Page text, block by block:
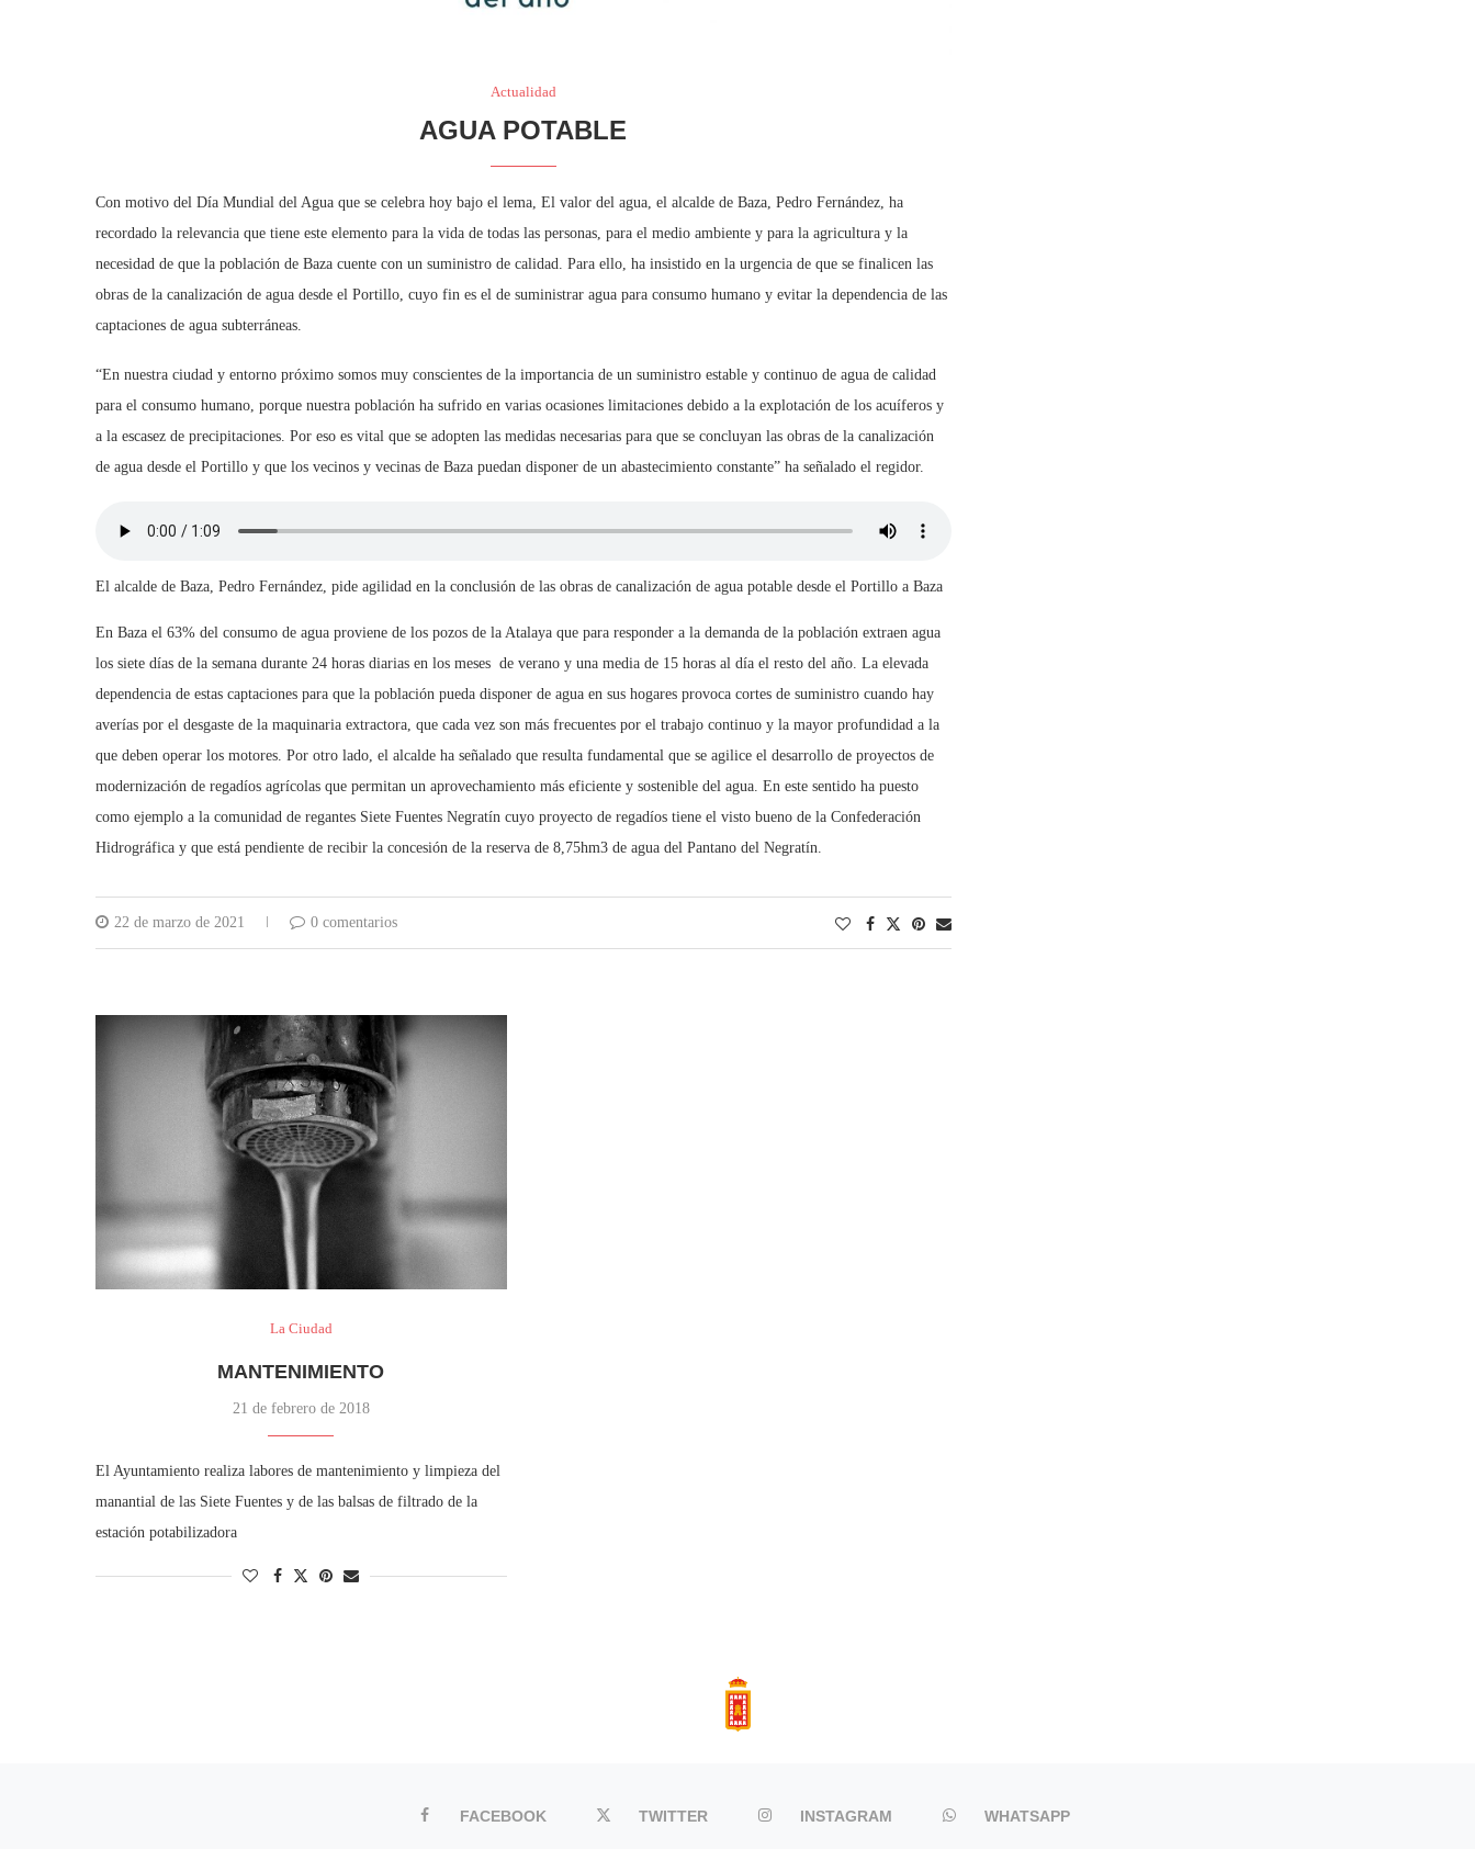
Actualidad
AGUA POTABLE
Con motivo del Día Mundial del Agua que se celebra hoy bajo el lema, El valor del agua, el alcalde de Baza, Pedro Fernández, ha
recordado la relevancia que tiene este elemento para la vida de todas las personas, para el medio ambiente y para la agricultura y la
necesidad de que la población de Baza cuente con un suministro de calidad. Para ello, ha insistido en la urgencia de que se finalicen las
obras de la canalización de agua desde el Portillo, cuyo fin es el de suministrar agua para consumo humano y evitar la dependencia de las
captaciones de agua subterráneas.
“En nuestra ciudad y entorno próximo somos muy conscientes de la importancia de un suministro estable y continuo de agua de calidad
para el consumo humano, porque nuestra población ha sufrido en varias ocasiones limitaciones debido a la explotación de los acuíferos y
a la escasez de precipitaciones. Por eso es vital que se adopten las medidas necesarias para que se concluyan las obras de la canalización
de agua desde el Portillo y que los vecinos y vecinas de Baza puedan disponer de un abastecimiento constante” ha señalado el regidor.
El alcalde de Baza, Pedro Fernández, pide agilidad en la conclusión de las obras de canalización de agua potable desde el Portillo a Baza
En Baza el 63% del consumo de agua proviene de los pozos de la Atalaya que para responder a la demanda de la población extraen agua
los siete días de la semana durante 24 horas diarias en los meses de verano y una media de 15 horas al día el resto del año. La elevada
dependencia de estas captaciones para que la población pueda disponer de agua en sus hogares provoca cortes de suministro cuando hay
averías por el desgaste de la maquinaria extractora, que cada vez son más frecuentes por el trabajo continuo y la mayor profundidad a la
que deben operar los motores. Por otro lado, el alcalde ha señalado que resulta fundamental que se agilice el desarrollo de proyectos de
modernización de regadíos agrícolas que permitan un aprovechamiento más eficiente y sostenible del agua. En este sentido ha puesto
como ejemplo a la comunidad de regantes Siete Fuentes Negratín cuyo proyecto de regadíos tiene el visto bueno de la Confederación
Hidrográfica y que está pendiente de recibir la concesión de la reserva de 8,75hm3 de agua del Pantano del Negratín.
22 de marzo de 2021 0 comentarios
La Ciudad
MANTENIMIENTO
21 de febrero de 2018
El Ayuntamiento realiza labores de mantenimiento y limpieza del
manantial de las Siete Fuentes y de las balsas de filtrado de la
estación potabilizadora
FACEBOOK TWITTER INSTAGRAM WHATSAPP